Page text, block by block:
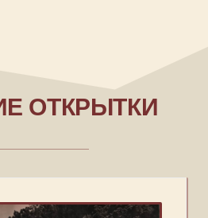
ОТКРЫТКИ